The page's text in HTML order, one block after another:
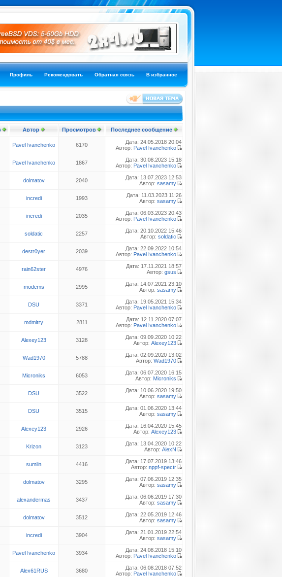
Профиль Рекомендовать Обратная связь В избранное
Автор Просмотров Последнее сообщение
Pavel Ivanchenko 6170
Дата: 24.05.2018 20:04
Автор: Pavel Ivanchenko
Pavel Ivanchenko 1867
Дата: 30.08.2023 15:18
Автор: Pavel Ivanchenko
dolmatov 2040
Дата: 13.07.2023 12:53
Автор: sasamy
incredi 1993
Дата: 11.03.2023 11:26
Автор: sasamy
incredi 2035
Дата: 06.03.2023 20:43
Автор: Pavel Ivanchenko
soldatic 2257
Дата: 20.10.2022 15:46
Автор: soldatic
destr0yer 2039
Дата: 22.09.2022 10:54
Автор: Pavel Ivanchenko
rain62ster 4976
Дата: 17.11.2021 18:57
Автор: gsus
modems 2995
Дата: 14.07.2021 23:10
Автор: sasamy
DSU 3371
Дата: 19.05.2021 15:34
Автор: Pavel Ivanchenko
mdmitry 2811
Дата: 12.11.2020 07:07
Автор: Pavel Ivanchenko
Alexey123 3128
Дата: 09.09.2020 10:22
Автор: Alexey123
Wad1970 5788
Дата: 02.09.2020 13:02
Автор: Wad1970
Microniks 6053
Дата: 06.07.2020 16:15
Автор: Microniks
DSU 3522
Дата: 10.06.2020 19:50
Автор: sasamy
DSU 3515
Дата: 01.06.2020 13:44
Автор: sasamy
Alexey123 2926
Дата: 16.04.2020 15:45
Автор: Alexey123
Krizon 3123
Дата: 13.04.2020 10:22
Автор: AlexN
sumlin 4416
Дата: 17.07.2019 13:46
Автор: nppf-spectr
dolmatov 3295
Дата: 07.06.2019 12:35
Автор: sasamy
alexandermas 3437
Дата: 06.06.2019 17:30
Автор: sasamy
dolmatov 3512
Дата: 22.05.2019 12:46
Автор: sasamy
incredi 3904
Дата: 21.01.2019 22:54
Автор: sasamy
Pavel Ivanchenko 3934
Дата: 24.08.2018 15:10
Автор: Pavel Ivanchenko
Alex61RUS 3680
Дата: 06.08.2018 07:52
Автор: Pavel Ivanchenko